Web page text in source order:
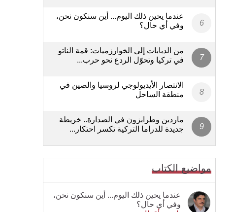
عندما يحين ذلك اليوم... أين سنكون نحن،
وفي أي حال؟
من الدبابات إلى الخوارزميات: قمة الناتو
في تركيا وتحوّل الردع نحو حرب...
الانتصار الأيديولوجي لروسيا والصين في
منطقة الساحل
ماردين وطرابزون في الصدارة.. خريطة
جديدة للدراما التركية تكسر احتكار...
مواضيع الكتاب
عندما يحين ذلك اليوم... أين سنكون نحن،
وفي أي حال؟